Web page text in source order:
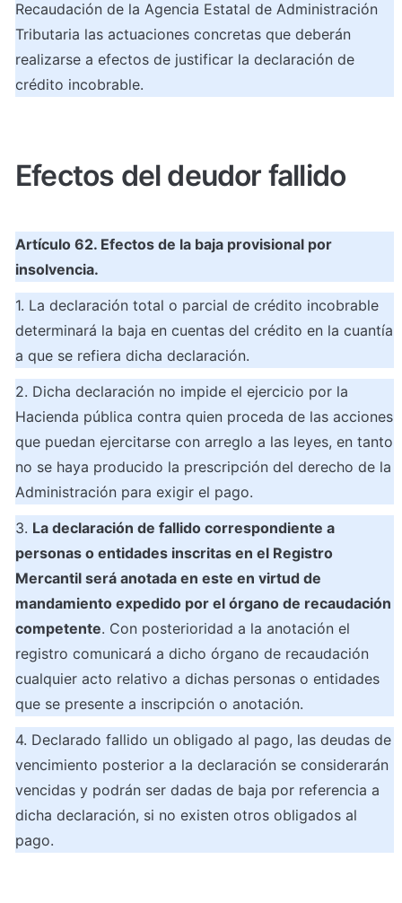
Recaudación de la Agencia Estatal de Administración
Tributaria las actuaciones concretas que deberán
realizarse a efectos de justificar la declaración de
crédito incobrable.
Efectos del deudor fallido
Artículo 62. Efectos de la baja provisional por
insolvencia.
1. La declaración total o parcial de crédito incobrable
determinará la baja en cuentas del crédito en la cuantía
a que se refiera dicha declaración.
2. Dicha declaración no impide el ejercicio por la
Hacienda pública contra quien proceda de las acciones
que puedan ejercitarse con arreglo a las leyes, en tanto
no se haya producido la prescripción del derecho de la
Administración para exigir el pago.
3. La declaración de fallido correspondiente a
personas o entidades inscritas en el Registro
Mercantil será anotada en este en virtud de
mandamiento expedido por el órgano de recaudación
competente. Con posterioridad a la anotación el
registro comunicará a dicho órgano de recaudación
cualquier acto relativo a dichas personas o entidades
que se presente a inscripción o anotación.
4. Declarado fallido un obligado al pago, las deudas de
vencimiento posterior a la declaración se considerarán
vencidas y podrán ser dadas de baja por referencia a
dicha declaración, si no existen otros obligados al
pago.